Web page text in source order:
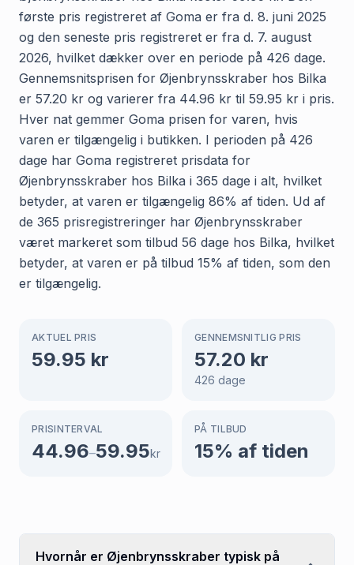
første pris registreret af Goma er fra d. 8. juni 2025
og den seneste pris registreret er fra d. 7. august
2026, hvilket dækker over en periode på 426 dage.
Gennemsnitsprisen for Øjenbrynsskraber hos Bilka
er 57.20 kr og varierer fra 44.96 kr til 59.95 kr i pris.
Hver nat gemmer Goma prisen for varen, hvis
varen er tilgængelig i butikken. I perioden på 426
dage har Goma registreret prisdata for
Øjenbrynsskraber hos Bilka i 365 dage i alt, hvilket
betyder, at varen er tilgængelig 86% af tiden. Ud af
de 365 prisregistreringer har Øjenbrynsskraber
været markeret som tilbud 56 dage hos Bilka, hvilket
betyder, at varen er på tilbud 15% af tiden, som den
er tilgængelig.
AKTUEL PRIS
59.95 kr
GENNEMSNITLIG PRIS
57.20 kr
426 dage
PRISINTERVAL
44.96–59.95kr
PÅ TILBUD
15% af tiden
Hvornår er Øjenbrynsskraber typisk på